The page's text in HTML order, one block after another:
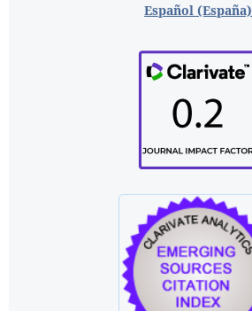
Español (España)